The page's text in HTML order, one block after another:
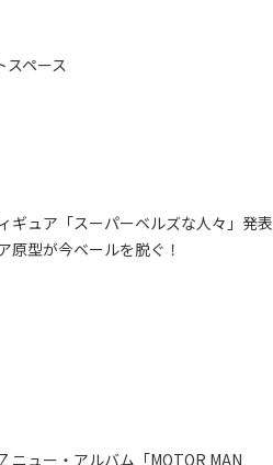
ペース
ギュア「スーパーベルズな人々」発表
原型が今ベールを脱ぐ！
ュー・アルバム「MOTOR MAN